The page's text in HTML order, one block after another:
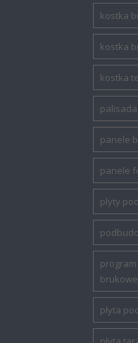
kostka
kostka
kostka
panele
panele
plyty
płyta